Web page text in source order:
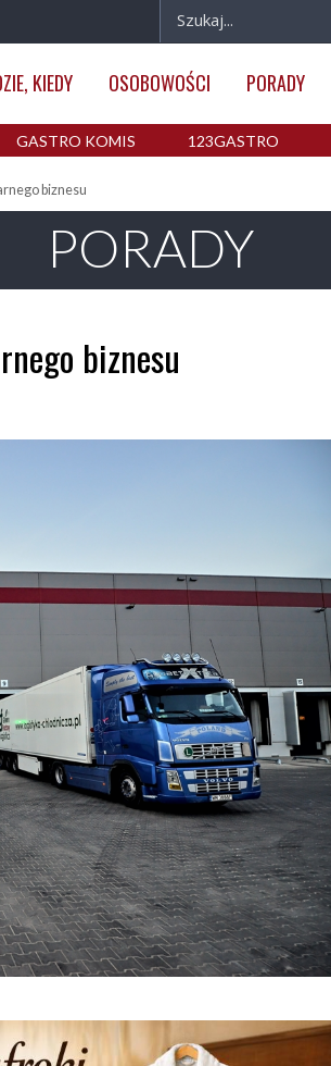
KIEDY OSOBOWOŚCI PORADY
GASTRO KOMIS 123GASTRO
biznesu
PORADY
biznesu